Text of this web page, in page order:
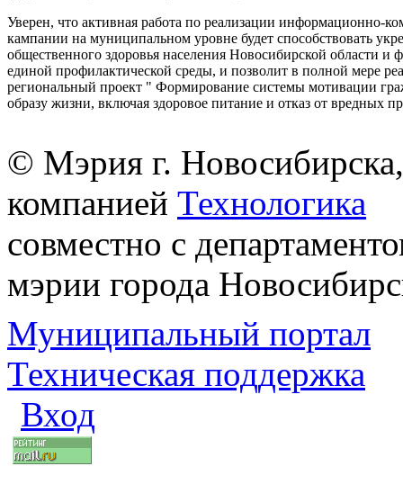
Уверен, что активная работа по реализации информационно-
кампании на муниципальном уровне будет способствовать
общественного здоровья населения Новосибирской области и
единой профилактической среды, и позволит в полной мере
региональный проект " Формирование системы мотивации
образу жизни, включая здоровое питание и отказ от вредных
© Мэрия г.
компанией Технологика
совместно с
мэрии города
Муниципальный портал
Техническая поддержка
Вход